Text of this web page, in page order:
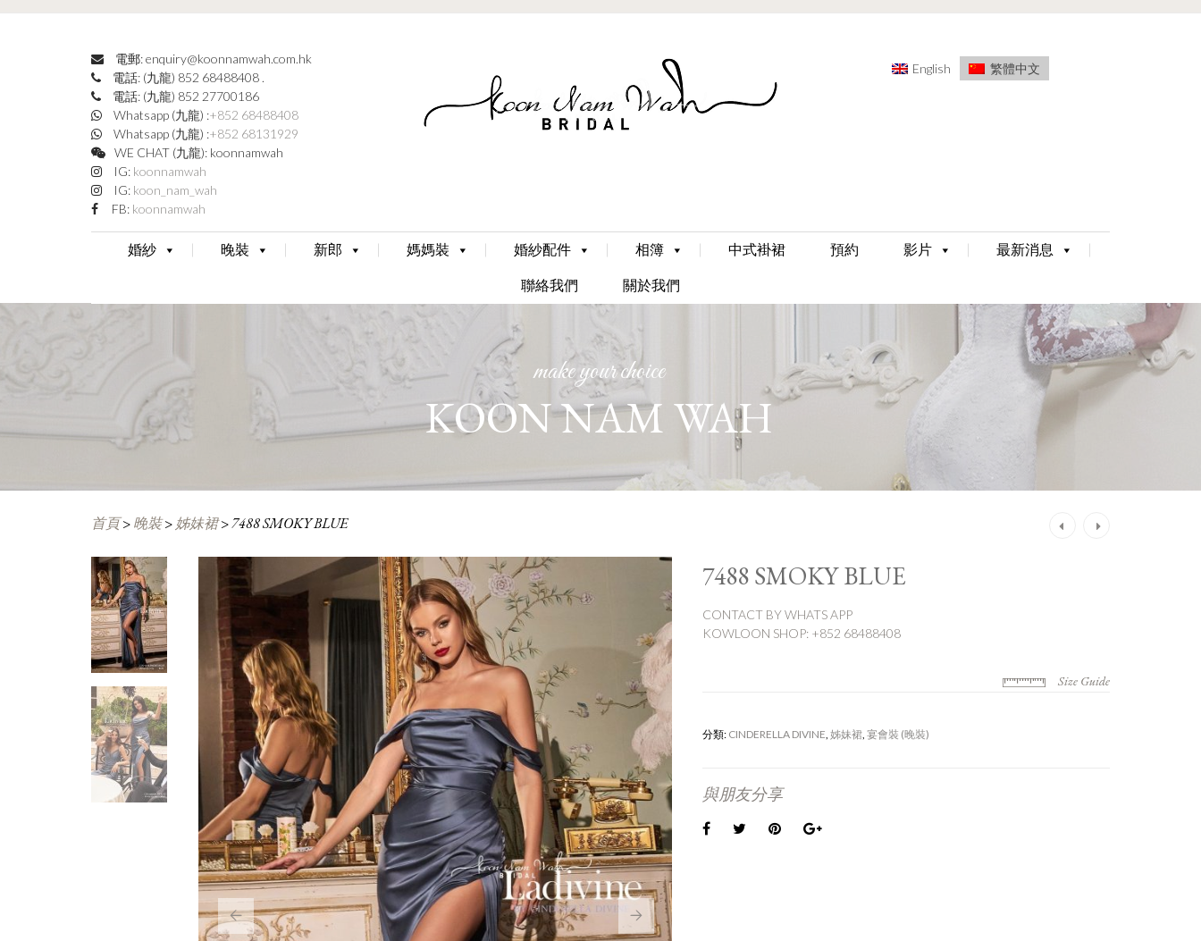
電郵: enquiry@koonnamwah.com.hk
電話: (九龍) 852 68488408 .
電話: (九龍) 852 27700186
Whatsapp (九龍) :+852 68488408
Whatsapp (九龍) :+852 68131929
WE CHAT (九龍): koonnamwah
IG: koonnamwah
IG: koon_nam_wah
FB: koonnamwah
English 繁體中文
Skip
to
content
婚紗 晚裝 新郎 媽媽裝 婚紗配件 相簿 中式褂裙 預約 影片
最新消息
聯絡我們
關於我們
make your choice
KOON NAM WAH
首頁>晚裝> 姊妹裙>7488 SMOKY BLUE
7488 SMOKY BLUE
CONTACT BY WHATS APP
KOWLOON SHOP: +852 68488408
Size Guide
分類: CINDERELLA DIVINE, 姊妹裙, 宴會裝 (晚裝)
與朋友分享